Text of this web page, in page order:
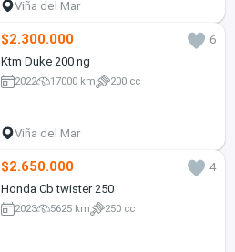
Viña del Mar
$2.300.000
6
Ktm Duke 200 ng
2022 17000 km 200 cc
Viña del Mar
$2.650.000
4
Honda Cb twister 250
2023 5625 km 250 cc